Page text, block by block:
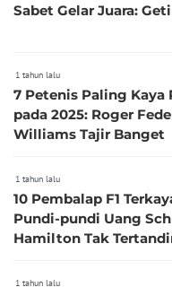
Sabet Gelar Juara:
1 tahun lalu
7 Petenis Paling Kaya
pada 2025: Roger
Williams Tajir Banget
1 tahun lalu
10 Pembalap F1
Pundi-pundi Uang
Hamilton Tak
1 tahun lalu